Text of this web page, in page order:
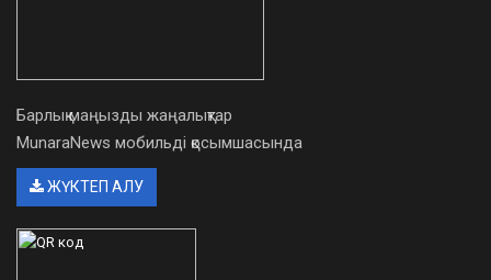
Барлық маңызды жаңалықтар
MunaraNews мобильді қосымшасында
ЖҮКТЕП АЛУ